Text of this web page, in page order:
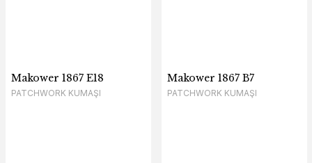
Makower 1867 E18
PATCHWORK KUMAŞI
Makower 1867 B7
PATCHWORK KUMAŞI